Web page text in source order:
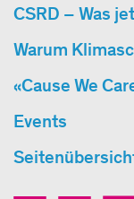
CSRD – Was
Warum
«Cause We
Events